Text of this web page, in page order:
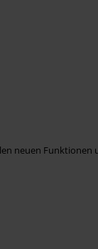
neuen Funktionen